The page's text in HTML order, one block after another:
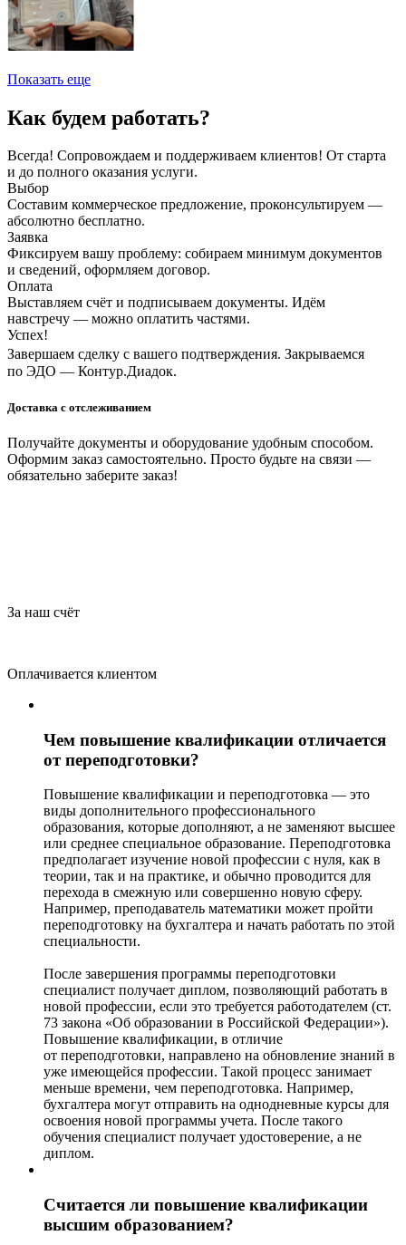
Показать еще
Как будем работать?
Всегда! Сопровождаем и поддерживаем клиентов! От старта
и до полного оказания услуги.
Выбор
Составим коммерческое предложение, проконсультируем —
абсолютно бесплатно.
Заявка
Фиксируем вашу проблему: собираем минимум документов
и сведений, оформляем договор.
Оплата
Выставляем счёт и подписываем документы. Идём
навстречу — можно оплатить частями.
Успех!
Завершаем сделку с вашего подтверждения. Закрываемся
по ЭДО — Контур.Диадок.
Доставка с отслеживанием
Получайте документы и оборудование удобным способом.
Оформим заказ самостоятельно. Просто будьте на связи —
обязательно заберите заказ!
За наш счёт
Оплачивается клиентом
Чем повышение квалификации отличается
от переподготовки?
Повышение квалификации и переподготовка — это
виды дополнительного профессионального
образования, которые дополняют, а не заменяют высшее
или среднее специальное образование. Переподготовка
предполагает изучение новой профессии с нуля, как в
теории, так и на практике, и обычно проводится для
перехода в смежную или совершенно новую сферу.
Например, преподаватель математики может пройти
переподготовку на бухгалтера и начать работать по этой
специальности.
После завершения программы переподготовки
специалист получает диплом, позволяющий работать в
новой профессии, если это требуется работодателем (ст.
73 закона «Об образовании в Российской Федерации»).
Повышение квалификации, в отличие
от переподготовки, направлено на обновление знаний в
уже имеющейся профессии. Такой процесс занимает
меньше времени, чем переподготовка. Например,
бухгалтера могут отправить на однодневные курсы для
освоения новой программы учета. После такого
обучения специалист получает удостоверение, а не
диплом.
Считается ли повышение квалификации
высшим образованием?